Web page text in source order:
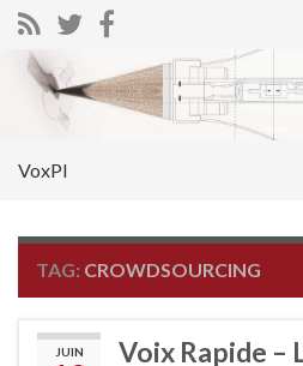
Search for:
VoxPI
TAG: CROWDSOURCING
JUIN
Voix Rapide –